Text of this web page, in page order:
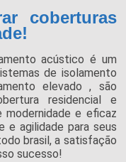
coberturas
acústico é um
de isolamento
elevado , são
residencial e
modernidade e eficaz
e agilidade para seus
brasil, a satisfação
sucesso!